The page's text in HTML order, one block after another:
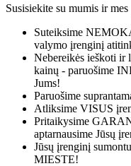
Susisiekite su mumis ir mes
Suteiksime
valymo įrenginį
Nebereikės ieškoti
kainų - paruošime
Jums!
Paruošime
Atliksime VISUS
Pritaikysime
aptarnausime Jūsų
Jūsų įrenginį
MIESTE!